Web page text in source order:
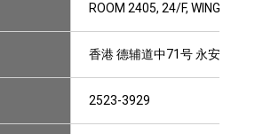
ROOM 2405, 24/F, WING ON
香港 德辅道中71号 永安集团
2523-3929